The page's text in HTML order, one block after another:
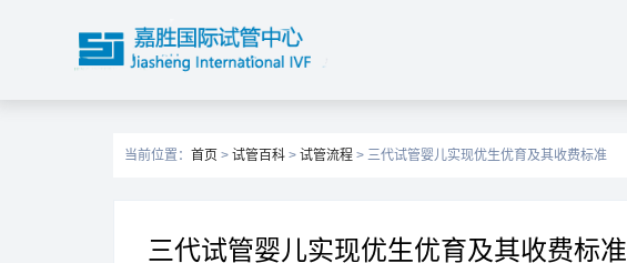
当前位置： 首页 > 试管百科 > 试管流程 > 三代试管婴儿实现优生优育及其收费标准
三代试管婴儿实现优生优育及其收费标准